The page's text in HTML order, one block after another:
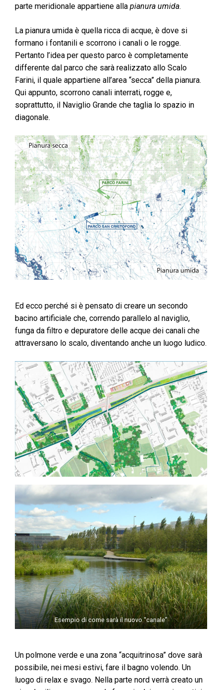
parte meridionale appartiene alla pianura umida.
La pianura umida è quella ricca di acque, è dove si
formano i fontanili e scorrono i canali o le rogge.
Pertanto l’idea per questo parco è completamente
differente dal parco che sarà realizzato allo Scalo
Farini, il quale appartiene all’area “secca” della pianura.
Qui appunto, scorrono canali interrati, rogge e,
soprattutto, il Naviglio Grande che taglia lo spazio in
diagonale.
Ed ecco perché si è pensato di creare un secondo
bacino artificiale che, correndo parallelo al naviglio,
funga da filtro e depuratore delle acque dei canali che
attraversano lo scalo, diventando anche un luogo ludico.
Esempio di come sarà il nuovo “canale”
Un polmone verde e una zona “acquitrinosa” dove sarà
possibile, nei mesi estivi, fare il bagno volendo. Un
luogo di relax e svago. Nella parte nord verrà creato un